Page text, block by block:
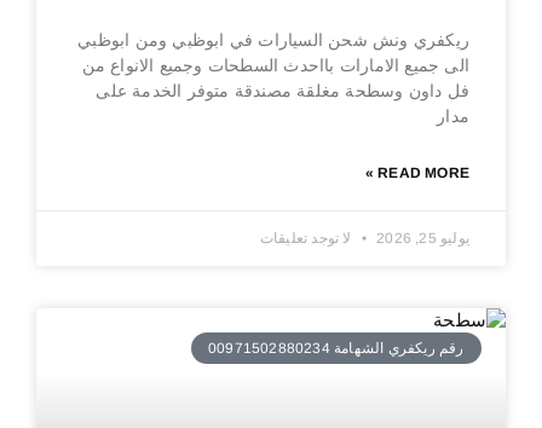
ريكفري ونش شحن السيارات في ابوظبي ومن ابوظبي
الى جميع الامارات بااحدث السطحات وجميع الانواع من
فل داون وسطحة مغلقة مصندقة متوفر الخدمة على
مدار
READ MORE »
يوليو 25, 2026 لا توجد تعليقات
رقم ريكفري الشهامة 00971502880234